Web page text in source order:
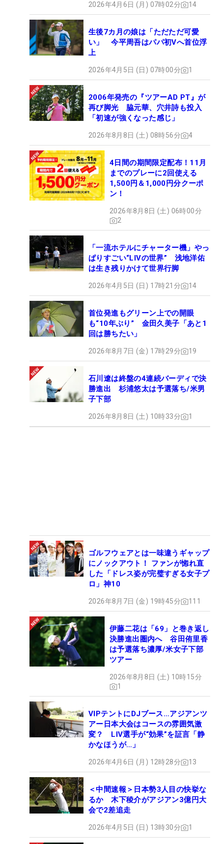
2026年4月6日 (月) 07時02分 14
生後7カ月の娘は「ただただ可愛
い」 今平周吾はパパ初Vへ首位浮
上
2026年4月5日 (日) 07時00分 1
2006年発売の『ツアーAD PT』が
再び脚光 脇元華、穴井詩も投入
「初速が強くなった感じ」
2026年8月8日 (土) 08時56分 4
4日間の期間限定配布！11月
までのプレーに2回使える
1,500円＆1,000円分クーポ
ン！
2026年8月8日 (土) 06時00分
2
「一流ホテルにチャーター機」やっ
ぱりすごい“LIVの世界” 浅地洋佑
は生き残りかけて世界行脚
2026年4月5日 (日) 17時21分 14
首位発進もグリーン上での開眼
も“10年ぶり” 金田久美子「あと1
回は勝ちたい」
2026年8月7日 (金) 17時29分 19
石川遼は終盤の4連続バーディで決
勝進出 杉浦悠太は予選落ち/米男
子下部
2026年8月8日 (土) 10時33分 1
ゴルフウェアとは一味違うギャップ
にノックアウト！ ファンが惚れ直
した「ドレス姿が完璧すぎる女子プ
ロ」神10
2026年8月7日 (金) 19時45分 111
伊藤二花は「69」と巻き返し
決勝進出圏内へ 谷田侑里香
は予選落ち濃厚/米女子下部
ツアー
2026年8月8日 (土) 10時15分
1
VIPテントにDJブース…アジアンツ
アー日本大会はコースの雰囲気激
変？ LIV選手が“効果”を証言「静
かなほうが…」
2026年4月6日 (月) 12時28分 13
＜中間速報＞日本勢3人目の快挙な
るか 木下稜介がアジアン3億円大
会で2差追走
2026年4月5日 (日) 13時30分 1